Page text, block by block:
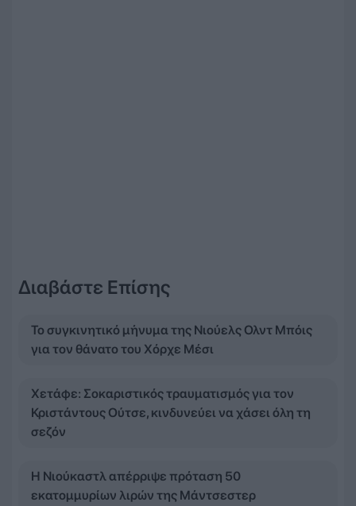
Διαβάστε Επίσης
Το συγκινητικό μήνυμα της Νιούελς Ολντ Μπόις
για τον θάνατο του Χόρχε Μέσι
Χετάφε: Σοκαριστικός τραυματισμός για τον
Κριστάντους Ούτσε, κινδυνεύει να χάσει όλη τη
σεζόν
Η Νιούκαστλ απέρριψε πρόταση 50
εκατομμυρίων λιρών της Μάντσεστερ